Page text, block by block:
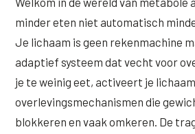
Bekijk alle zones →
RRS HA Eyes
Tretinoïne (vitamine A zuur) crème
XL Hair
minder eten niet automatisch
Je lichaam is geen rekenmachine
adaptief systeem dat vecht voor
je te weinig eet, activeert je
overlevingsmechanismen die
blokkeren en vaak omkeren. De